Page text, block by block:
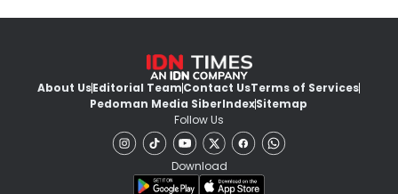
About UsEditorial TeamContact UsTerms of Services
Pedoman Media SiberIndexSitemap
Follow Us
Download